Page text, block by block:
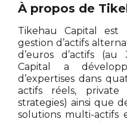
À propos de
Tikehau Capital
gestion d’actifs
d’euros d’actifs (au
Capital a
d’expertises dans
actifs réels, private
strategies) ainsi que
solutions multi-actifs